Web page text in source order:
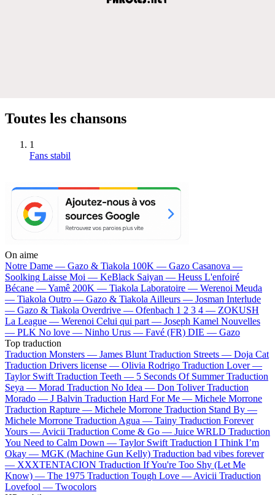
Toutes les chansons
1
Fans stabil
On aime
Notre Dame — Gazo & Tiakola 100K — Gazo Casanova —
Soolking Laisse Moi — KeBlack Saiyan — Heuss L'enfoiré
Bécane —Yamê 200K — Tiakola Laboratoire — Werenoi Meuda
— Tiakola Outro — Gazo & Tiakola Ailleurs — Josman Interlude
— Gazo & Tiakola Overdrive — Ofenbach 1 2 3 4 — ZOKUSH
La League — Werenoi Celui qui part — Joseph Kamel Nouvelles
— PLK No love — Ninho Urus — Favé (FR) DIE — Gazo
Top traduction
Traduction Monsters — James Blunt Traduction Streets — Doja Cat
Traduction Drivers license — Olivia Rodrigo Traduction Lover —
Taylor Swift Traduction Teeth — 5 Seconds Of Summer Traduction
Seya — Morad Traduction No Idea — Don Toliver Traduction
Morado — J Balvin Traduction Hard For Me — Michele Morrone
Traduction Rapture — Michele Morrone Traduction Stand By —
Michele Morrone Traduction Agua — Tainy Traduction Forever
Yours — Avicii Traduction Come & Go — Juice WRLD Traduction
You Need to Calm Down — Taylor Swift Traduction I Think I’m
Okay — MGK (Machine Gun Kelly) Traduction bad vibes forever
— XXXTENTACION Traduction If You're Too Shy (Let Me
Know) — The 1975 Traduction Tough Love — Avicii Traduction
Lovefool — Twocolors